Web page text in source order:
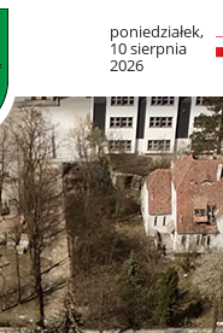
RADA MIASTA
Portal Mieszkańca.
informacje
Radni Rady Miasta
Sesja Rady Miasta
poniedziałek,
10 sierpnia
2026